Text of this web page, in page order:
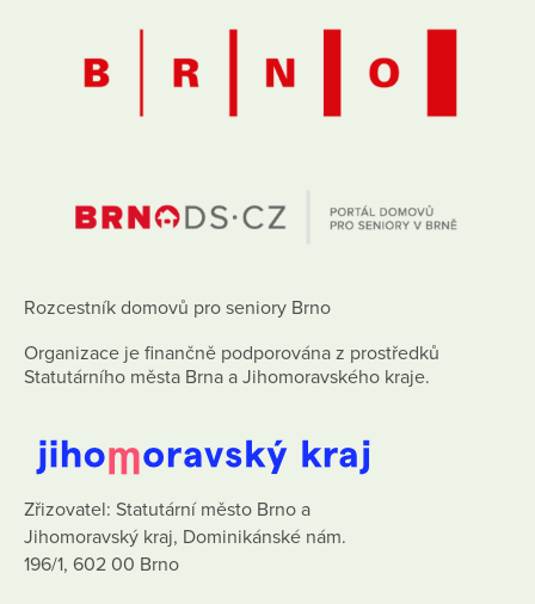
Rozcestník domovů pro seniory Brno
Organizace je finančně podporována z prostředků
Statutárního města Brna a Jihomoravského kraje.
Zřizovatel: Statutární město Brno a
Jihomoravský kraj, Dominikánské nám.
196/1, 602 00 Brno